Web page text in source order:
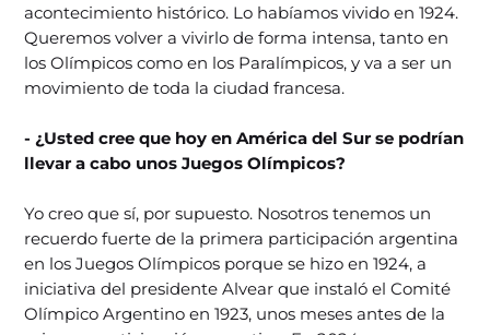
acontecimiento histórico. Lo habíamos vivido en 1924.
Queremos volver a vivirlo de forma intensa, tanto en
los Olímpicos como en los Paralímpicos, y va a ser un
movimiento de toda la ciudad francesa.
- ¿Usted cree que hoy en América del Sur se podrían
llevar a cabo unos Juegos Olímpicos?
Yo creo que sí, por supuesto. Nosotros tenemos un
recuerdo fuerte de la primera participación argentina
en los Juegos Olímpicos porque se hizo en 1924, a
iniciativa del presidente Alvear que instaló el Comité
Olímpico Argentino en 1923, unos meses antes de la